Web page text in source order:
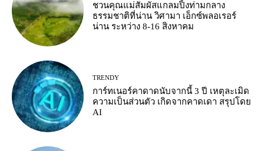
ชวนคุณแม่สัมผัสแกลมปิ้งท่ามกลาง
ธรรมชาติที่น่าน วิศามา เอ็กซ์พลอเรอร์
น่าน ระหว่าง 8-16 สิงหาคม
TRENDY
การ์ทเนอร์คาดาดนับจากนี้ 3 ปี เหตุละเมิด
ความเป็นส่วนตัว เกิดจากคาดเดา สรุปโดย
AI